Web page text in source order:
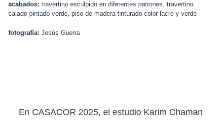
acabados: travertino esculpido en diferentes patrones, travertino
calado pintado verde, piso de madera tinturado color lacre y verde
fotografía: Jesús Guerra
En CASACOR 2025, el estudio Karim Chaman